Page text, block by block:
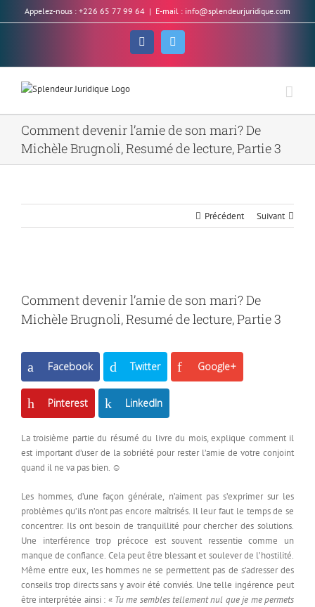
to
Appelez-nous : +226 65 77 99 64 | E-mail : info@splendeurjuridique.com
Facebook
Comment devenir l’amie de son mari? De
Michèle Brugnoli, Resumé de lecture, Partie 3
Précédent Suivant
agrandie
Comment devenir l’amie de son mari? De
Michèle Brugnoli, Resumé de lecture, Partie 3
Facebook Twitter Google+
Pinterest LinkedIn
La troisième partie du résumé du livre du mois, explique comment il
est important d’user de la sobriété pour rester l’amie de votre conjoint
quand il ne va pas bien. ☺
Les hommes, d’une façon générale, n’aiment pas s’exprimer sur les
problèmes qu’ils n’ont pas encore maîtrisés. Il leur faut le temps de se
concentrer. Ils ont besoin de tranquillité pour chercher des solutions.
Une interférence trop précoce est souvent ressentie comme un
manque de confiance. Cela peut être blessant et soulever de l’hostilité.
Même entre eux, les hommes ne se permettent pas de s’adresser des
conseils trop directs sans y avoir été conviés. Une telle ingérence peut
être interprétée ainsi : « Tu me sembles tellement nul que je me permets